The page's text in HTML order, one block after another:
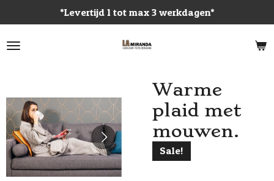
direct
naar
*Levertijd 1 tot max 3 werkdagen*
Warme
plaid met
mouwen.
Sale!